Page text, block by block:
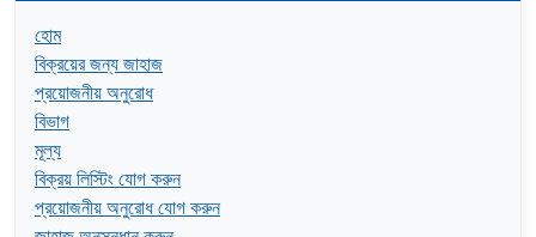
হোম
বিক্রয়ের জন্য জাহাজ
প্রয়োজনীয় অনুরোধ
বিভাগ
মূল্য
বিক্রয় লিস্টিং যোগ করুন
প্রয়োজনীয় অনুরোধ যোগ করুন